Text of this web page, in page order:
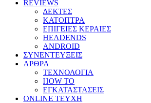
REVIEWS
ΔΕΚΤΕΣ
ΚΑΤΟΠΤΡΑ
ΕΠΙΓΕΙΕΣ ΚΕΡΑΙΕΣ
HEADENDS
ANDROID
ΣΥΝΕΝΤΕΥΞΕΙΣ
ΑΡΘΡΑ
ΤΕΧΝΟΛΟΓΙΑ
HOW TO
ΕΓΚΑΤΑΣΤΑΣΕΙΣ
ONLINE TEYXH